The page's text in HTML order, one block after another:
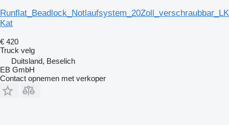
Kat
€ 420
Truck velg
Duitsland, Beselich
EB GmbH
Contact opnemen met verkoper